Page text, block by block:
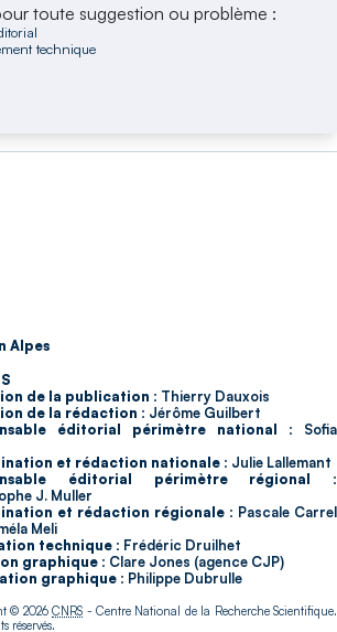
toute suggestion ou problème :
technique
Alpes
de la publication : Thierry Dauxois
de la rédaction : Jérôme Guilbert
éditorial périmètre national : Sofia
et rédaction nationale : Julie Lallemant
éditorial périmètre régional :
J. Muller
et rédaction régionale : Pascale Carrel
Meli
technique : Frédéric Druilhet
graphique : Clare Jones (agence CJP)
graphique : Philippe Dubrulle
© 2026CNRS - Centre National de la Recherche Scientifique.
réservés.